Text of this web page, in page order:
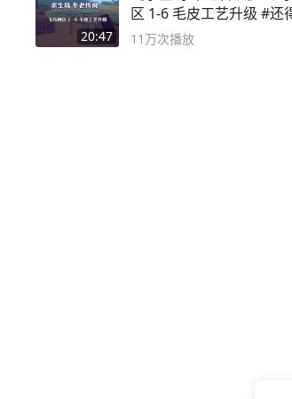
20:47
区 1-6 毛皮工艺升级 #还
主机大作
11万次播放